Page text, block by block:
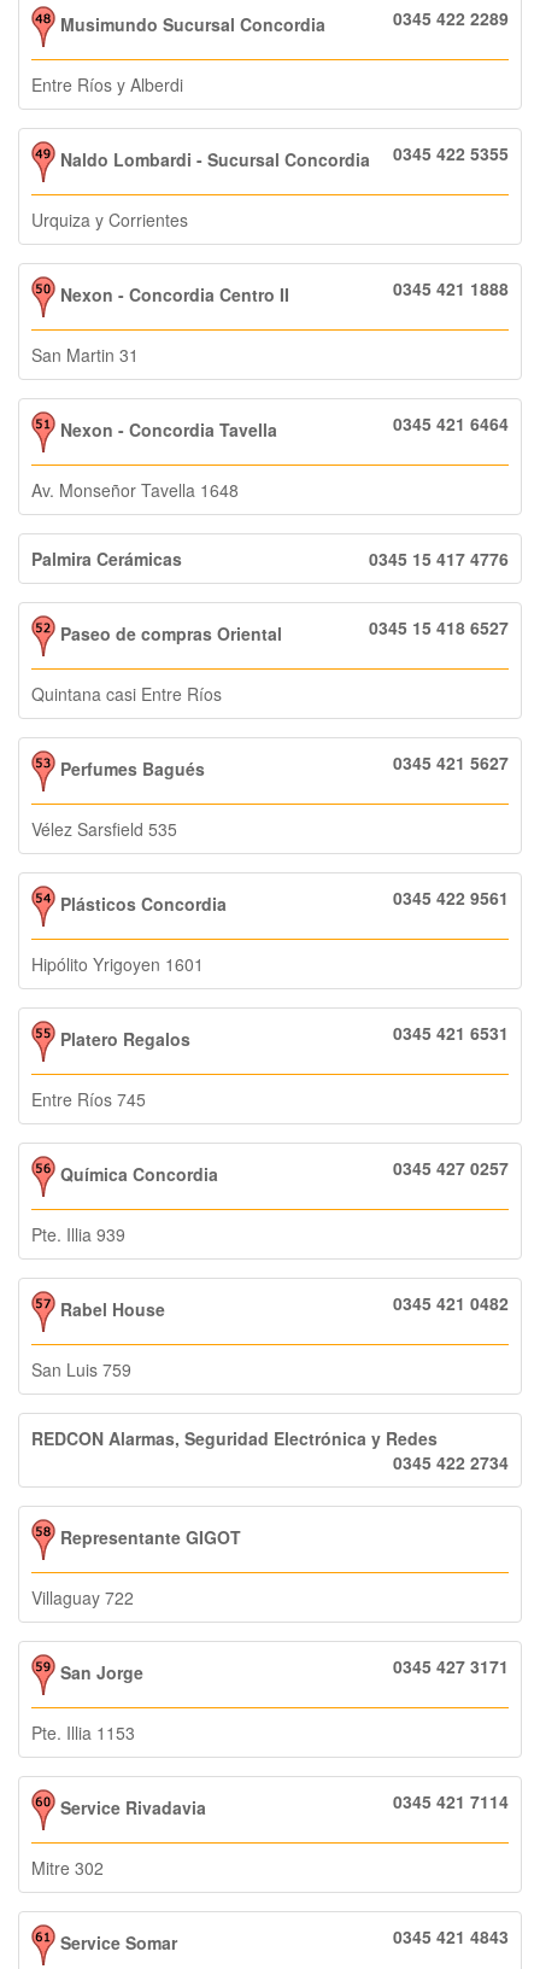
Musimundo Sucursal Concordia 0345 422 2289
Entre Ríos y Alberdi
Naldo Lombardi - Sucursal Concordia 0345 422 5355
Urquiza y Corrientes
Nexon - Concordia Centro II 0345 421 1888
San Martin 31
Nexon - Concordia Tavella 0345 421 6464
Av. Monseñor Tavella 1648
Palmira Cerámicas 0345 15 417 4776
Paseo de compras Oriental 0345 15 418 6527
Quintana casi Entre Ríos
Perfumes Bagués 0345 421 5627
Vélez Sarsfield 535
Plásticos Concordia 0345 422 9561
Hipólito Yrigoyen 1601
Platero Regalos 0345 421 6531
Entre Ríos 745
Química Concordia 0345 427 0257
Pte. Illia 939
Rabel House 0345 421 0482
San Luis 759
REDCON Alarmas, Seguridad Electrónica y Redes
0345 422 2734
Representante GIGOT
Villaguay 722
San Jorge 0345 427 3171
Pte. Illia 1153
Service Rivadavia 0345 421 7114
Mitre 302
Service Somar 0345 421 4843